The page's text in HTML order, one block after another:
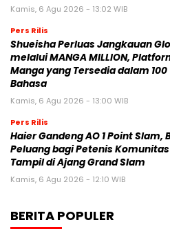
Kamis, 6 Agu 2026 - 13:02 WIB
Pers Rilis
Shueisha Perluas Jangkauan
melalui MANGA MILLION,
Manga yang Tersedia dalam 100
Bahasa
Kamis, 6 Agu 2026 - 13:00 WIB
Pers Rilis
Haier Gandeng AO 1 Point Slam,
Peluang bagi Petenis Komunitas
Tampil di Ajang Grand Slam
Kamis, 6 Agu 2026 - 12:10 WIB
BERITA POPULER